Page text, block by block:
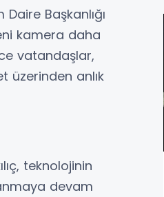
Başkanlığı
kamera daha
vatandaşlar,
üzerinden anlık
teknolojinin
devam